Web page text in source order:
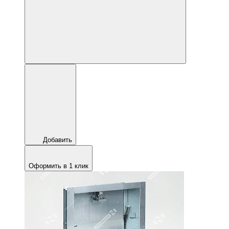
Добавить
Оформить в 1 клик